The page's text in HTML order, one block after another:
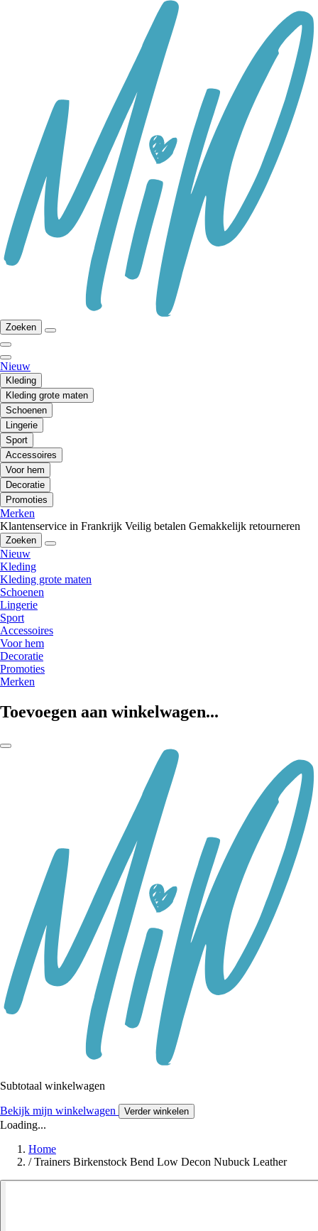
Zoeken
Nieuw
Kleding
Kleding grote maten
Schoenen
Lingerie
Sport
Accessoires
Voor hem
Decoratie
Promoties
Merken
Klantenservice in Frankrijk Veilig betalen Gemakkelijk retourneren
Zoeken
Nieuw
Kleding
Kleding grote maten
Schoenen
Lingerie
Sport
Accessoires
Voor hem
Decoratie
Promoties
Merken
Toevoegen aan winkelwagen...
Subtotaal winkelwagen
Bekijk mijn winkelwagen Verder winkelen
Loading...
Home
/ Trainers Birkenstock Bend Low Decon Nubuck Leather